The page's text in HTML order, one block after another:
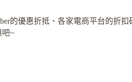
的優惠折抵、各家電商平台的折
吧~